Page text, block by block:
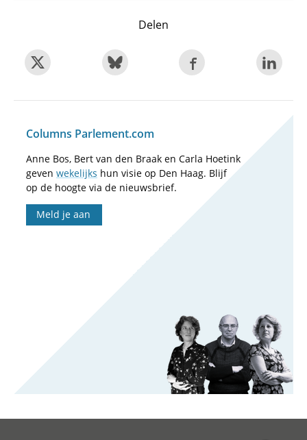
Delen
Columns Parlement.com
Anne Bos, Bert van den Braak en Carla Hoetink
geven wekelijks hun visie op Den Haag. Blijf
op de hoogte via de nieuwsbrief.
Meld je aan